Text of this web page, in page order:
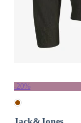
-20%